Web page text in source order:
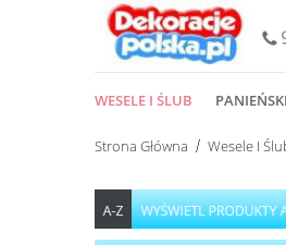
WESELE I ŚLUB
Strona Główna Wesele I